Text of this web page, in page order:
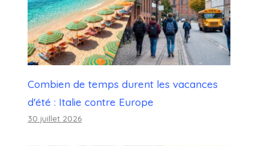
Combien de temps durent les vacances
d'été : Italie contre Europe
30 juillet 2026